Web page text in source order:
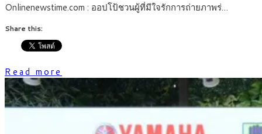
Onlinenewstime.com : ออปโป้ชวนผู้ที่มีใจรักการถ่ายภาพร่…
Share this:
Read more